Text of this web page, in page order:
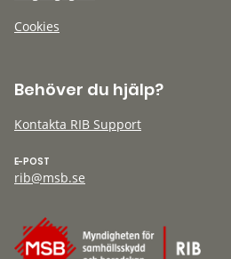
Cookies
Behöver du hjälp?
Kontakta RIB Support
E-POST
rib@msb.se